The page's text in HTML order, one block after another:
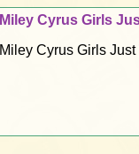
Miley Cyrus Girls
Miley Cyrus Girls